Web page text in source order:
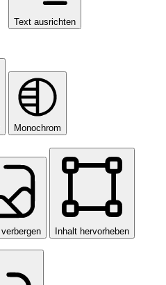
Text ausrichten
Monochrom
Inhalt hervorheben